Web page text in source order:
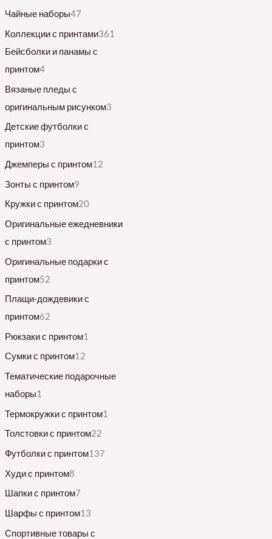
Чайные наборы47
Коллекции с принтами361
Бейсболки и панамы с
принтом4
Вязаные пледы с
оригинальным рисунком3
Детские футболки с
принтом3
Джемперы с принтом12
Зонты с принтом9
Кружки с принтом20
Оригинальные ежедневники
с принтом3
Оригинальные подарки с
принтом52
Плащи-дождевики с
принтом62
Рюкзаки с принтом1
Сумки с принтом12
Тематические подарочные
наборы1
Термокружки с принтом1
Толстовки с принтом22
Футболки с принтом137
Худи с принтом8
Шапки с принтом7
Шарфы с принтом13
Спортивные товары с